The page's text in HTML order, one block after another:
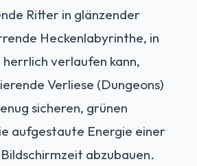
Ritter in glänzender
Heckenlabyrinthe, in
herrlich verlaufen kann,
Verliese (Dungeons)
sicheren, grünen
aufgestaute Energie einer
abzubauen.